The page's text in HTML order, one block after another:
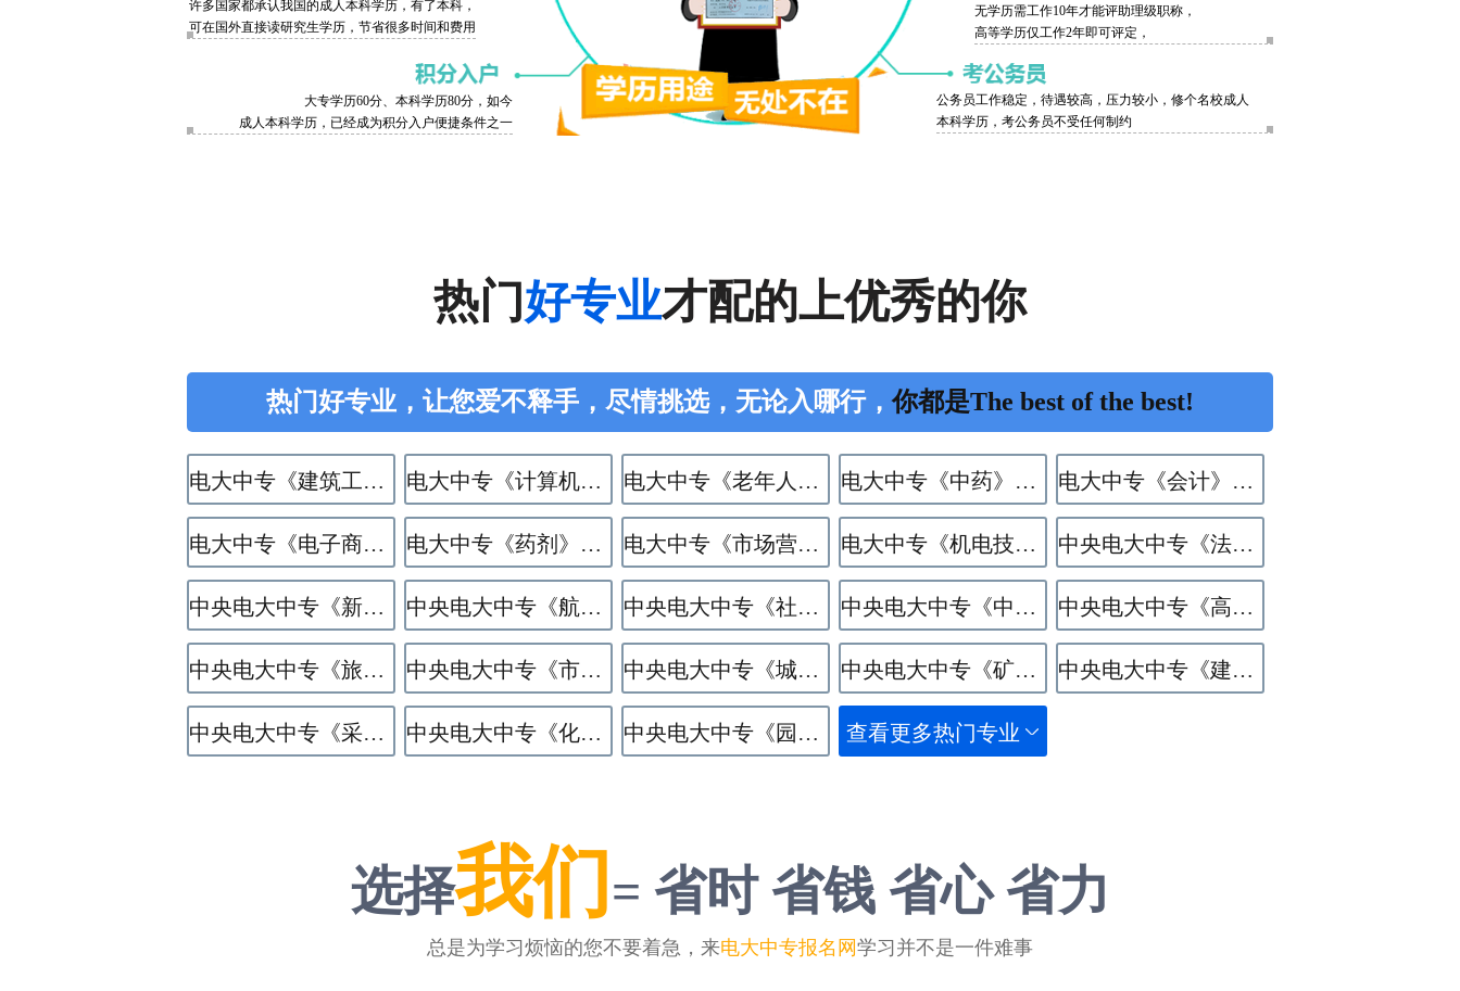
许多国家都承认我国的成人本科学历，有了本科，
可在国外直接读研究生学历，节省很多时间和费用
大专学历60分、本科学历80分，如今
成人本科学历，已经成为积分入户便捷条件之一
无学历需工作10年才能评助理级职称，
高等学历仅工作2年即可评定，
公务员工作稳定，待遇较高，压力较小，修个名校成人
本科学历，考公务员不受任何制约
热门好专业才配的上优秀的你
热门好专业，让您爱不释手，尽情挑选，无论入哪行，你都是The best of the best!
电大中专《建筑工程施工》专业 电大中专《计算机应用》专业 电大中专《老年人服务与管理》专业 电大中专《中药》专业 电大中专《会计》专业
电大中专《电子商务》专业 电大中专《药剂》专业 电大中专《市场营销》专业 电大中专《机电技术应用》专业 中央电大中专《法律事务》专业
中央电大中专《新能源汽车运用与维修》专业 中央电大中专《航空服务》专业 中央电大中专《社区公共事务管理》专业 中央电大中专《中餐烹饪》专业 中央电大中专《高星级饭店运营与管理》专业
中央电大中专《旅游服务与管理》专业 中央电大中专《市政工程施工》专业 中央电大中专《​城市轨道交通运营服务》专业 中央电大中专《矿井通风与安全》专业 中央电大中专《建筑水电设备安装与运维》专业
中央电大中专《采矿技术》专业 中央电大中专《化学工艺》专业 中央电大中专《园林技术》专业 查看更多热门专业
选择我们 = 省时 省钱 省心 省力
总是为学习烦恼的您不要着急，来电大中专报名网 学习并不是一件难事